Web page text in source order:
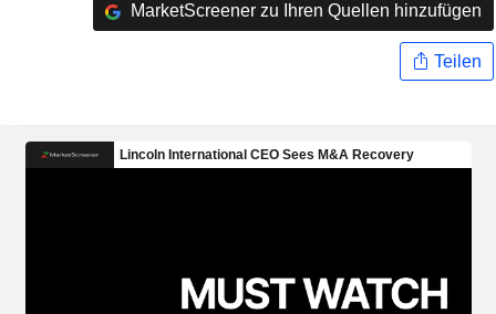
MarketScreener zu Ihren Quellen hinzufügen
Teilen